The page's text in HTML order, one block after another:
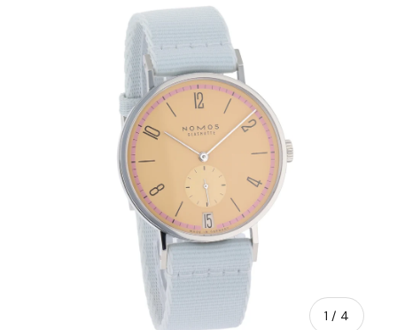
Zu Produktinformationen springen
1 / von
4